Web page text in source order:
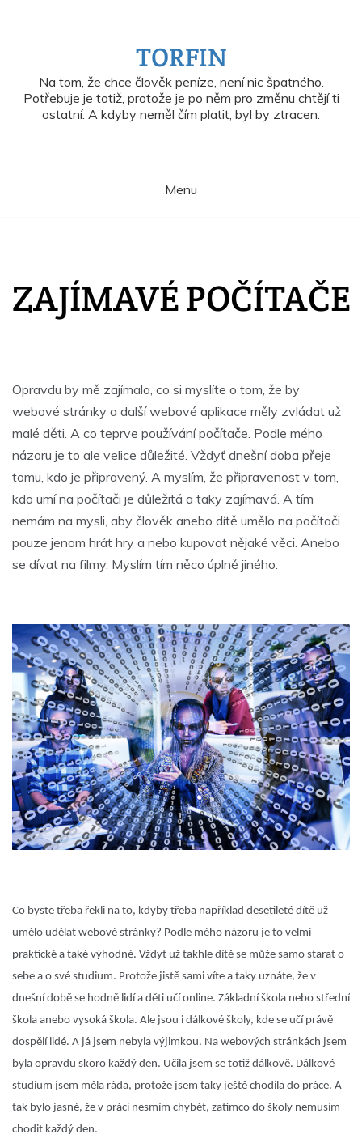
TORFIN
Na tom, že chce člověk peníze, není nic špatného.
Potřebuje je totiž, protože je po něm pro změnu chtějí ti
ostatní. A kdyby neměl čím platit, byl by ztracen.
Menu
ZAJÍMAVÉ POČÍTAČE
Opravdu by mě zajímalo, co si myslíte o tom, že by
webové stránky a další webové aplikace měly zvládat už
malé děti. A co teprve používání počítače. Podle mého
názoru je to ale velice důležité. Vždyť dnešní doba přeje
tomu, kdo je připravený. A myslím, že připravenost v tom,
kdo umí na počítači je důležitá a taky zajímavá. A tím
nemám na mysli, aby člověk anebo dítě umělo na počítači
pouze jenom hrát hry a nebo kupovat nějaké věci. Anebo
se dívat na filmy. Myslím tím něco úplně jiného.
Co byste třeba řekli na to, kdyby třeba například desetileté dítě už
umělo udělat webové stránky? Podle mého názoru je to velmi
praktické a také výhodné. Vždyť už takhle dítě se může samo starat o
sebe a o své studium. Protože jistě sami víte a taky uznáte, že v
dnešní době se hodně lidí a děti učí online. Základní škola nebo střední
škola anebo vysoká škola. Ale jsou i dálkové školy, kde se učí právě
dospělí lidé. A já jsem nebyla výjimkou. Na webových stránkách jsem
byla opravdu skoro každý den. Učila jsem se totiž dálkově. Dálkové
studium jsem měla ráda, protože jsem taky ještě chodila do práce. A
tak bylo jasné, že v práci nesmím chybět, zatímco do školy nemusím
chodit každý den.